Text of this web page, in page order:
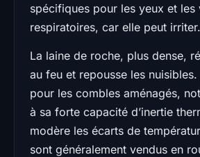
spécifiques pour les yeux et les
respiratoires, car elle peut irriter.
La laine de roche, plus dense,
au feu et repousse les
pour les combles aménagés,
à sa forte capacité d’inertie
modère les écarts de
sont généralement vendus en